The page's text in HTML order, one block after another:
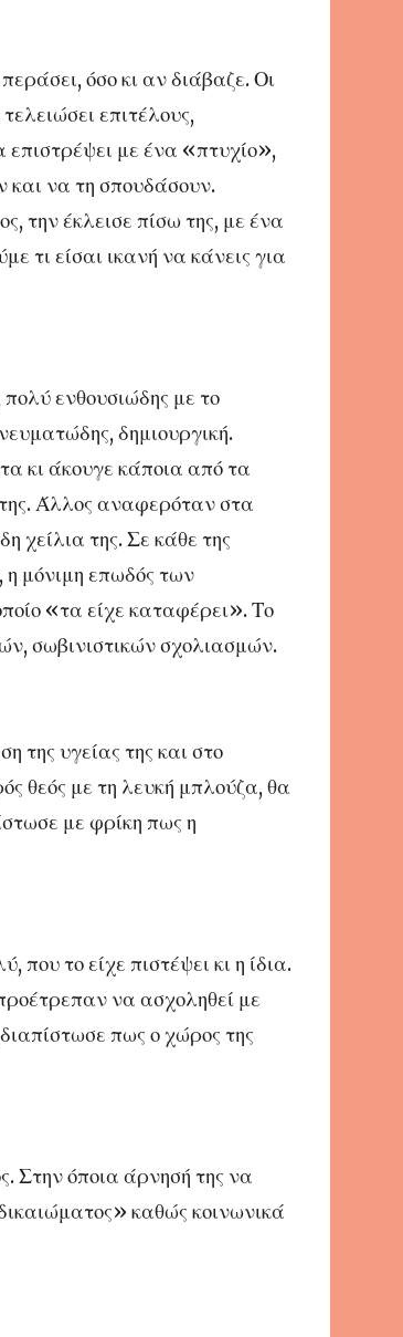
όσο κι αν διάβαζε. Οι
επιτέλους,
με ένα «πτυχίο»,
να τη σπουδάσουν.
την έκλεισε πίσω της, με ένα
τι είσαι ικανή να κάνεις για
ενθουσιώδης με το
δημιουργική.
κι άκουγε κάποια από τα
Άλλος αναφερόταν στα
χείλια της. Σε κάθε της
η μόνιμη επωδός των
«τα είχε καταφέρει». Το
σωβινιστικών σχολιασμών.
της υγείας της και στο
θεός με τη λευκή μπλούζα, θα
με φρίκη πως η
που το είχε πιστέψει κι η ίδια.
να ασχοληθεί με
πως ο χώρος της
Στην όποια άρνησή της να
καθώς κοινωνικά